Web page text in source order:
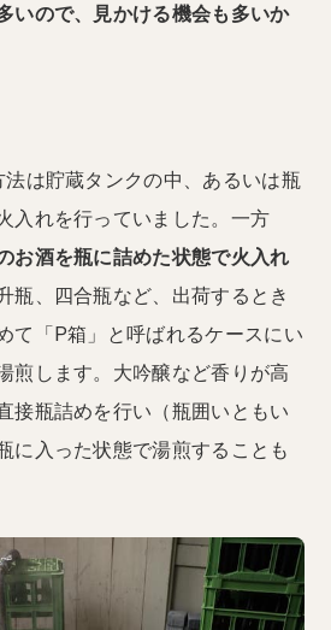
いので、見かける機会も多いか
は貯蔵タンクの中、あるいは瓶
入れを行っていました。一方
お酒を瓶に詰めた状態で火入れ
瓶、四合瓶など、出荷するとき
て「P箱」と呼ばれるケースにい
煎します。大吟醸など香りが高
接瓶詰めを行い（瓶囲いともい
に入った状態で湯煎することも